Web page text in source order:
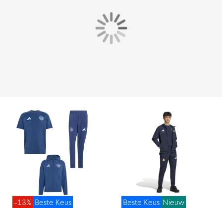
Beste Keus
-13%
Beste Keus Nieuw